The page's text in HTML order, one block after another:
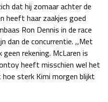
30 okt - 01 nov
za 19:00 - 20:00
zo 18:00 - 20:00
dat hij zomaar achter de
heeft haar zaakjes goed
Ron Dennis in de race
dan de concurrentie. ,,Met
rekening. McLaren is
heeft misschien wel het
sterk Kimi morgen blijkt